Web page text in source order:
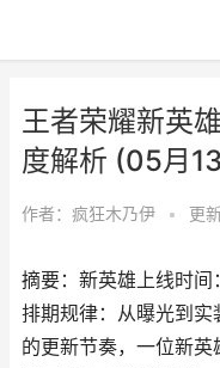
王者荣耀新英
度解析 (05月
作者： 疯狂木乃伊 • 更
摘要：新英雄上线时
排期规律：从曝光到
的更新节奏，一位新